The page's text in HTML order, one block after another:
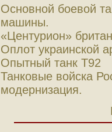
Основной боевой
машины.
«Центурион»
Оплот украинской
Опытный танк Т92
Танковые войска
модернизация.